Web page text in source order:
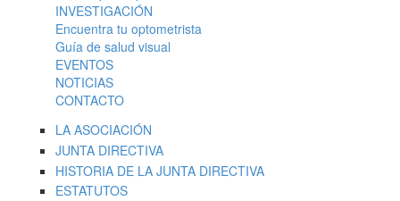
Menú principal
INVESTIGACIÓN
Encuentra tu optometrista
Guía de salud visual
EVENTOS
NOTICIAS
CONTACTO
LA ASOCIACIÓN
JUNTA DIRECTIVA
HISTORIA DE LA JUNTA DIRECTIVA
ESTATUTOS